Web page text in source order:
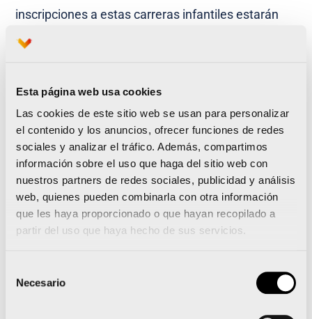
Esta página web usa cookies
Las cookies de este sitio web se usan para personalizar
el contenido y los anuncios, ofrecer funciones de redes
sociales y analizar el tráfico. Además, compartimos
información sobre el uso que haga del sitio web con
nuestros partners de redes sociales, publicidad y análisis
web, quienes pueden combinarla con otra información
que les haya proporcionado o que hayan recopilado a
partir del uso que haya hecho de sus servicios.
Necesario
inscripciones a estas carreras infantiles estarán
disponibles durante el mes de diciembre a un
Quirónsalud, comprometidos con la salud del
deporte español
Quirónsalud se ha consolidado en los últimos años
como un referente en el cuidado de la salud del
deporte, colaborando en múltiples eventos y
disciplinas porque el deporte es un campo que,
además de estar relacionado con la salud tanto en
de vida en general, refleja una serie de valores con